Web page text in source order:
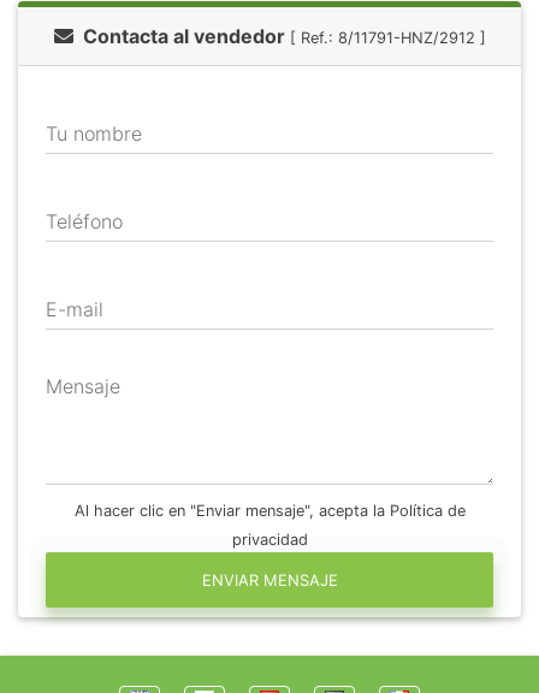
Contacta al vendedor [ Ref.: 8/11791-HNZ/2912 ]
Tu nombre
Teléfono
E-mail
Mensaje
Al hacer clic en "Enviar mensaje", acepta la Política de
privacidad
ENVIAR MENSAJE